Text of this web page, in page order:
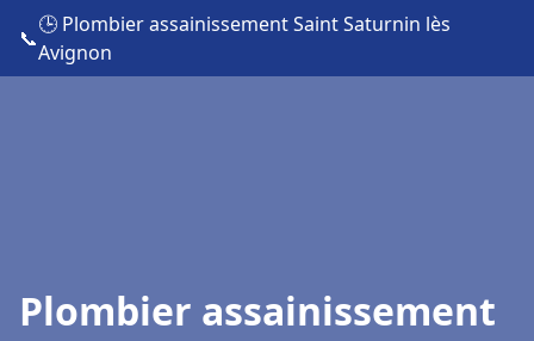
📞
🕒 Plombier assainissement Saint Saturnin lès
Avignon
Plombier assainissement